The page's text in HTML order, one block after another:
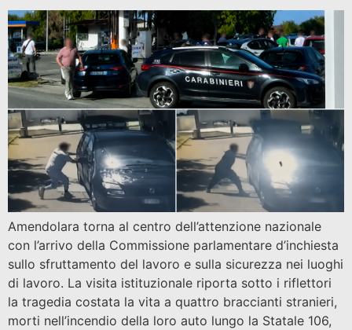
Amendolara torna al centro dell’attenzione nazionale
con l’arrivo della Commissione parlamentare d’inchiesta
sullo sfruttamento del lavoro e sulla sicurezza nei luoghi
di lavoro. La visita istituzionale riporta sotto i riflettori
la tragedia costata la vita a quattro braccianti stranieri,
morti nell’incendio della loro auto lungo la Statale 106,